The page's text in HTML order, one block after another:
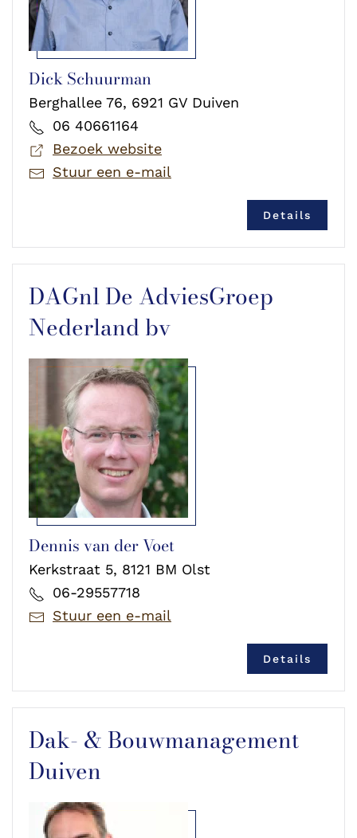
Dick Schuurman
Berghallee 76, 6921 GV Duiven
06 40661164
Bezoek website
Stuur een e-mail
Details
DAGnl De AdviesGroep
Nederland bv
Dennis van der Voet
Kerkstraat 5, 8121 BM Olst
06-29557718
Stuur een e-mail
Details
Dak- & Bouwmanagement
Duiven